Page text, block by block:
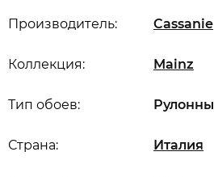
Производитель: Cassanie
Коллекция: Mainz
Страна: Италия
Тип обоев: